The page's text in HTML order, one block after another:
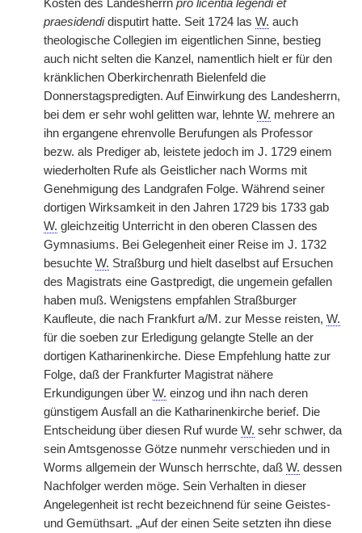
Kosten des Landesherrn pro licentia legendi et
praesidendidisputirt hatte. Seit 1724 las W. auch
theologische Collegien im eigentlichen Sinne, bestieg
auch nicht selten die Kanzel, namentlich hielt er für den
kränklichen Oberkirchenrath Bielenfeld die
Donnerstagspredigten. Auf Einwirkung des Landesherrn,
bei dem er sehr wohl gelitten war, lehnte W. mehrere an
ihn ergangene ehrenvolle Berufungen als Professor
bezw. als Prediger ab, leistete jedoch im J. 1729 einem
wiederholten Rufe als Geistlicher nach Worms mit
Genehmigung des Landgrafen Folge. Während seiner
dortigen Wirksamkeit in den Jahren 1729 bis 1733 gab
W. gleichzeitig Unterricht in den oberen Classen des
Gymnasiums. Bei Gelegenheit einer Reise im J. 1732
besuchte W. Straßburg und hielt daselbst auf Ersuchen
des Magistrats eine Gastpredigt, die ungemein gefallen
haben muß. Wenigstens empfahlen Straßburger
Kaufleute, die nach Frankfurt a/M. zur Messe reisten, W.
für die soeben zur Erledigung gelangte Stelle an der
dortigen Katharinenkirche. Diese Empfehlung hatte zur
Folge, daß der Frankfurter Magistrat nähere
Erkundigungen über W. einzog und ihn nach deren
günstigem Ausfall an die Katharinenkirche berief. Die
Entscheidung über diesen Ruf wurde W. sehr schwer, da
sein Amtsgenosse Götze nunmehr verschieden und in
Worms allgemein der Wunsch herrschte, daß W. dessen
Nachfolger werden möge. Sein Verhalten in dieser
Angelegenheit ist recht bezeichnend für seine Geistes-
und Gemüthsart. „Auf der einen Seite setzten ihn diese